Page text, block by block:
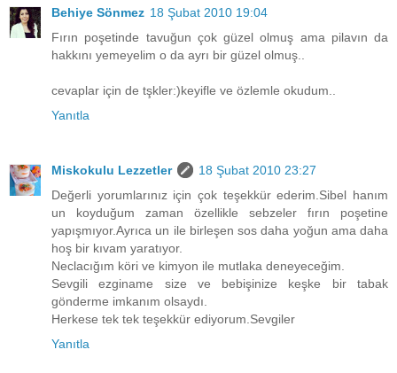
Behiye Sönmez 18 Şubat 2010 19:04
Fırın poşetinde tavuğun çok güzel olmuş ama pilavın da
hakkını yemeyelim o da ayrı bir güzel olmuş..
cevaplar için de tşkler:)keyifle ve özlemle okudum..
Yanıtla
Miskokulu Lezzetler
18 Şubat 2010 23:27
Değerli yorumlarınız için çok teşekkür ederim.Sibel hanım
un koyduğum zaman özellikle sebzeler fırın poşetine
yapışmıyor.Ayrıca un ile birleşen sos daha yoğun ama daha
hoş bir kıvam yaratıyor.
Neclacığım köri ve kimyon ile mutlaka deneyeceğim.
Sevgili ezginame size ve bebişinize keşke bir tabak
gönderme imkanım olsaydı.
Herkese tek tek teşekkür ediyorum.Sevgiler
Yanıtla